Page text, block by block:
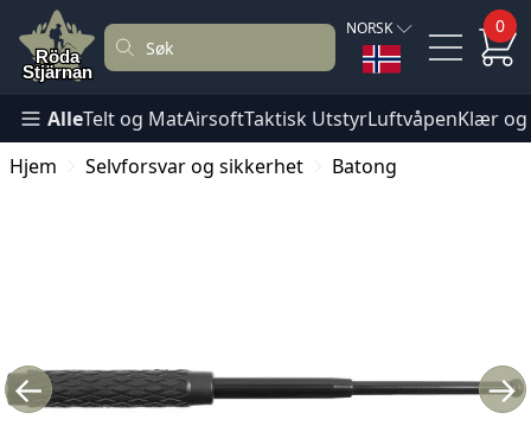
NORSK 0
AlleTelt og MatAirsoftTaktisk UtstyrLuftvåpenKlær
Hjem
Selvforsvar og sikkerhet Batong
← →